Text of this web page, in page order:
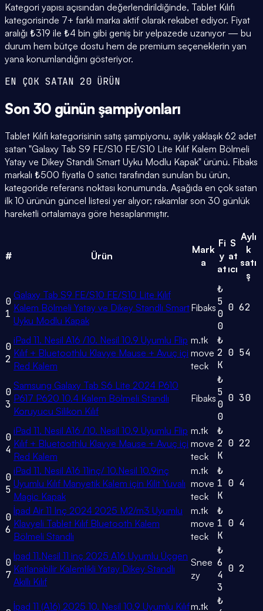
Kategori yapısı açısından değerlendirildiğinde, Tablet Kılıfı
kategorisinde 7+ farklı marka aktif olarak rekabet ediyor. Fiyat
aralığı ₺319 ile ₺4 bin gibi geniş bir yelpazede uzanıyor — bu
durum hem bütçe dostu hem de premium seçeneklerin yan
yana konumlandığını gösteriyor.
EN ÇOK SATAN 20 ÜRÜN
Son 30 günün şampiyonları
Tablet Kılıfı kategorisinin satış şampiyonu, aylık yaklaşık 62 adet
satan "Galaxy Tab S9 FE/S10 FE/S10 Lite Kılıf Kalem Bölmeli
Yatay ve Dikey Standlı Smart Uyku Modlu Kapak" ürünü. Fibaks
markalı ₺500 fiyatla 0 satıcı tarafından sunulan bu ürün,
kategoride referans noktası konumunda. Aşağıda en çok satan
ilk 10 ürünün güncel listesi yer alıyor; rakamlar son 30 günlük
hareketli ortalamaya göre hesaplanmıştır.
# Ürün
Mark
a
Fi
y
at
S
at
ıcı
Aylı
k
satı
ş
0
1
Galaxy Tab S9 FE/S10 FE/S10 Lite Kılıf
Kalem Bölmeli Yatay ve Dikey Standlı Smart
Uyku Modlu Kapak
Fibaks
₺
5
0
0
0 62
0
2
iPad 11. Nesil A16 /10. Nesil 10.9 Uyumlu Flip
Kılıf + Bluetoothlu Klavye Mause + Avuç içi
Red Kalem
m.tk
move
teck
₺
2
K
0 54
0
3
Samsung Galaxy Tab S6 Lite 2024 P610
P617 P620 10.4 Kalem Bölmeli Standlı
Koruyucu Silikon Kılıf
Fibaks
₺
5
0
0
0 30
0
4
iPad 11. Nesil A16 /10. Nesil 10.9 Uyumlu Flip
Kılıf + Bluetoothlu Klavye Mause + Avuç içi
Red Kalem
m.tk
move
teck
₺
2
K
0 22
0
5
iPad 11. Nesil A16 11inç/ 10.Nesil 10.9inç
Uyumlu Kılıf Manyetik Kalem için Kilit Yuvalı
Magic Kapak
m.tk
move
teck
₺
1
K
0 4
0
6
İpad Air 11 Inç 2024 2025 M2/m3 Uyumlu
Klavyeli Tablet Kılıf Bluetooth Kalem
Bölmeli Standlı
m.tk
move
teck
₺
1
K
0 4
0
7
İpad 11.Nesil 11 inç 2025 A16 Uyumlu Üçgen
Katlanabilir Kalemlikli Yatay Dikey Standlı
Akıllı Kılıf
Snee
zy
₺
6
4
3
0 2
İpad 11 (A16) 2025 10. Nesil 10.9 Uyumlu Kılıfm.tk
₺